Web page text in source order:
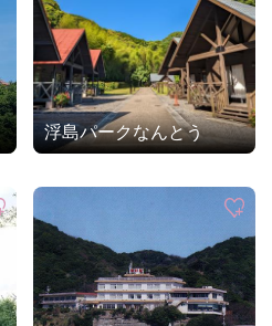
浮島パークなんとう